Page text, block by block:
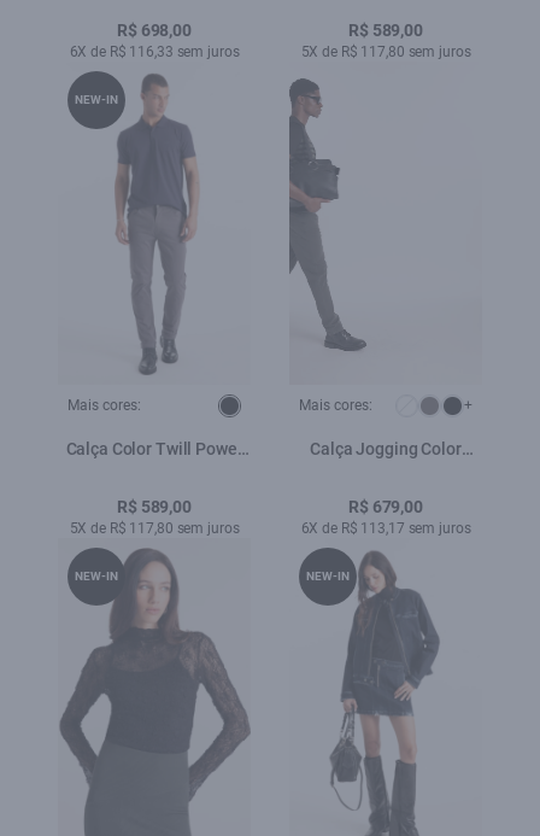
R$ 698,00
6X de R$ 116,33 sem juros
Lav.Escuro C/ Matiz+3d
R$ 589,00
5X de R$ 117,80 sem juros
Mais cores:
Calça Color Twill Power
R$ 589,00
5X de R$ 117,80 sem juros
NEW-IN
Mais cores: +
Calça Jogging Color
R$ 679,00
6X de R$ 113,17 sem juros
NEW-IN NEW-IN